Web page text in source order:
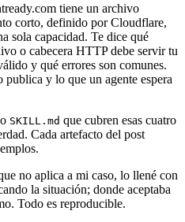
tiene un archivo
corto, definido por Cloudflare,
sola capacidad. Te dice qué
o cabecera HTTP debe servir tu
y qué errores son comunes.
y lo que un agente espera
SKILL.md que cubren esas cuatro
Cada artefacto del post
no aplica a mi caso, lo llené con
la situación; donde aceptaba
Todo es reproducible.